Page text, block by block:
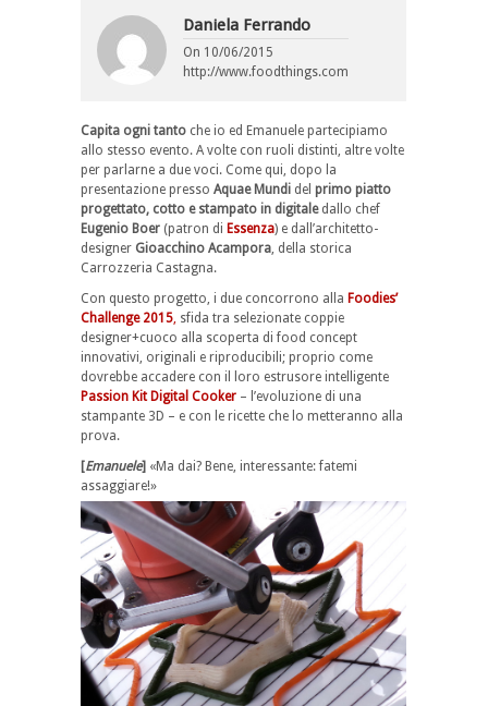
Daniela Ferrando
On 10/06/2015
http://www.foodthings.com
Capita ogni tanto che io ed Emanuele partecipiamo
allo stesso evento. A volte con ruoli distinti, altre volte
per parlarne a due voci. Come qui, dopo la
presentazione presso Aquae Mundi del primo piatto
progettato, cotto e stampato in digitaledallo chef
Eugenio Boer (patron di Essenza) e dall’architetto-
designer Gioacchino Acampora , della storica
Carrozzeria Castagna.
Con questo progetto, i due concorrono alla Foodies’
Challenge 2015 sfida tra selezionate coppie
designer+cuoco alla scoperta di food concept
innovativi, originali e riproducibili; proprio come
dovrebbe accadere con il loro estrusore intelligente
Passion Kit Digital Cooker – l’evoluzione di una
stampante 3D – e con le ricette che lo metteranno alla
prova.
[Emanuele] «Ma dai? Bene, interessante: fatemi
assaggiare!»